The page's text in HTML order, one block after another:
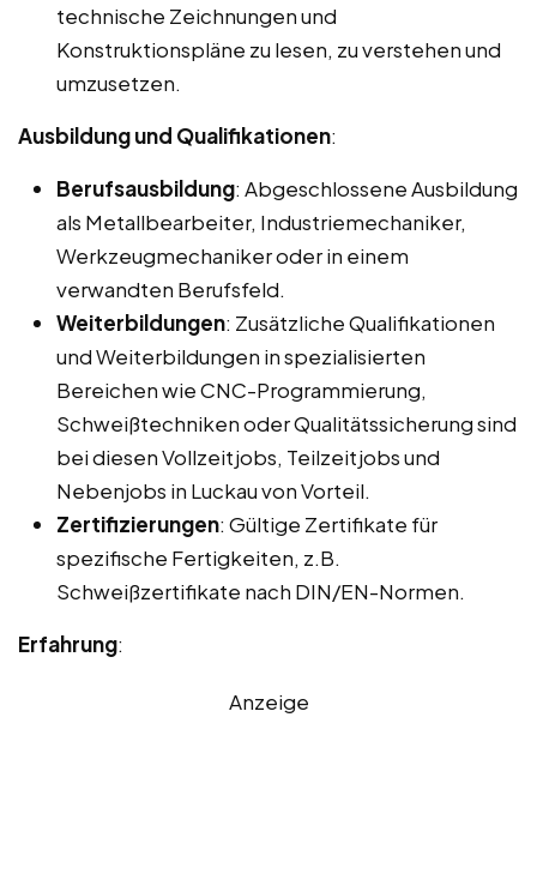
technische Zeichnungen und
Konstruktionspläne zu lesen, zu verstehen und
umzusetzen.
Ausbildung und Qualifikationen:
Berufsausbildung: Abgeschlossene Ausbildung
als Metallbearbeiter, Industriemechaniker,
Werkzeugmechaniker oder in einem
verwandten Berufsfeld.
Weiterbildungen: Zusätzliche Qualifikationen
und Weiterbildungen in spezialisierten
Bereichen wie CNC-Programmierung,
Schweißtechniken oder Qualitätssicherung sind
bei diesen Vollzeitjobs, Teilzeitjobs und
Nebenjobs in Luckau von Vorteil.
Zertifizierungen: Gültige Zertifikate für
spezifische Fertigkeiten, z.B.
Schweißzertifikate nach DIN/EN-Normen.
Erfahrung:
Anzeige